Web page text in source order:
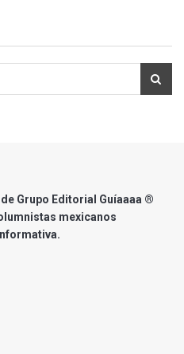
Grupo Editorial Guíaaaa ®
mexicanos